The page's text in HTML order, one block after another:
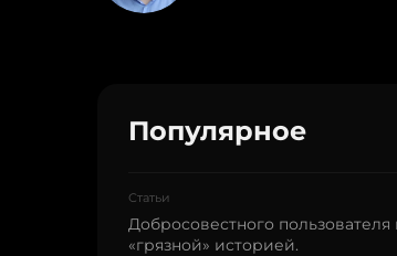
Популярное
Статьи
Добросовестного пользователя
«грязной» историей.